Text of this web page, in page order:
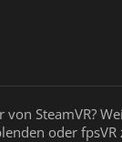
SteamVR?
oder